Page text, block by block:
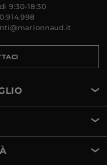
9:30-18:30